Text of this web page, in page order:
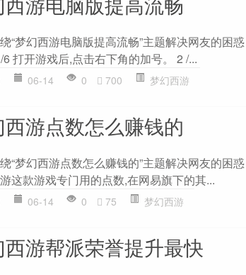
“梦幻西游电脑版提高流畅”主题解决网友的困
6 打开游戏后,点击右下角的加号。 2 /...
06-14 0 700 梦幻西游
西游点数怎么赚钱的
“梦幻西游点数怎么赚钱的”主题解决网友的困
这款游戏专门用的点数,在网易旗下的其...
06-14 0 75 梦幻西游
西游帮派荣誉提升最快